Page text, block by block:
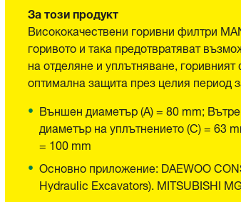
За този продукт
Висококачествени горивни филтри
горивото и така предотвратяват
на отделяне и уплътняване,
оптимална защита през целия период
Външен диаметър (A) = 80 mm;
диаметър на уплътнението (C) = 63
= 100 mm
Основно приложение: DAEWOO
Hydraulic Excavators). MITSUBISHI